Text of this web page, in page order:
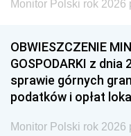
Monitor Polski rok 2026
OBWIESZCZENIE
GOSPODARKI z dnia
sprawie górnych
podatków i opłat
Monitor Polski rok 2026